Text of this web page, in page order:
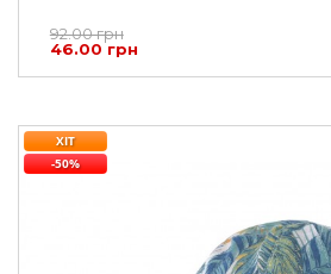
92.00 грн
46.00 грн
ХІТ
-50%